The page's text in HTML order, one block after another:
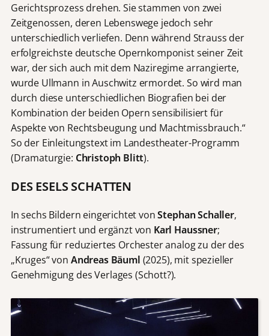
Gerichtsprozess drehen. Sie stammen von zwei
Zeitgenossen, deren Lebenswege jedoch sehr
unterschiedlich verliefen. Denn während Strauss der
erfolgreichste deutsche Opernkomponist seiner Zeit
war, der sich auch mit dem Naziregime arrangierte,
wurde Ullmann in Auschwitz ermordet. So wird man
durch diese unterschiedlichen Biografien bei der
Kombination der beiden Opern sensibilisiert für
Aspekte von Rechtsbeugung und Machtmissbrauch.“
So der Einleitungstext im Landestheater-Programm
(Dramaturgie: Christoph Blitt).
DES ESELS SCHATTEN
In sechs Bildern eingerichtet vonStephan Schaller,
instrumentiert und ergänzt von Karl Haussner;
Fassung für reduziertes Orchester analog zu der des
„Kruges“ von Andreas Bäuml (2025), mit spezieller
Genehmigung des Verlages (Schott?).